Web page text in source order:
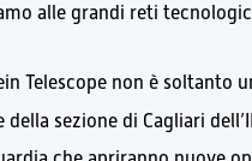
alle grandi reti
Telescope non è
della sezione di Cagliari